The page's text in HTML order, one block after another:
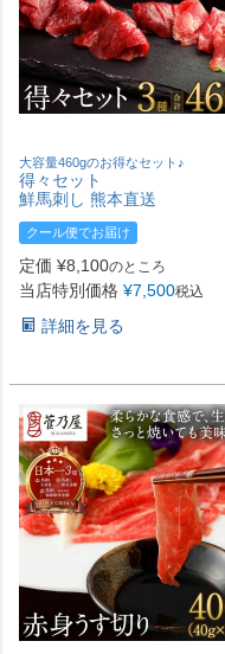
大容量460gのお得なセット♪
得々セット
鮮馬刺し 熊本直送
クール便でお届け
定価 ¥8,100のところ
当店特別価格 ¥7,500税込
詳細を見る